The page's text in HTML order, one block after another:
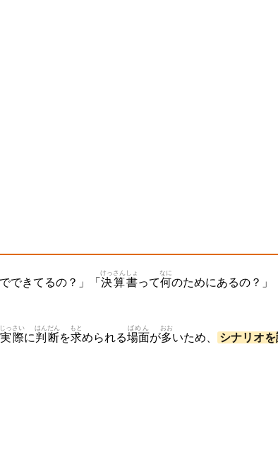
でできてるの？」「 決算
けっさん
書
しょ
って何
なに
のためにあるの？」
実際
じっさい
に判断
はんだん
を求
もと
められる場面
ばめん
が多
おお
いため、 シナリオを